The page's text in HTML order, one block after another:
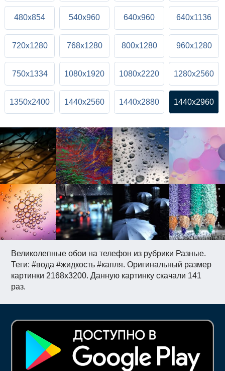
Великолепные обои на телефон из рубрики Разные.
Теги: #вода #жидкость #капля. Оригинальный размер
картинки 2168x3200. Данную картинку скачали 141
раз.
480x854 540x960 640x960 640x1136
720x1280 768x1280 800x1280 960x1280
750x1334 1080x1920 1080x2220 1280x2560
1350x2400 1440x2560 1440x2880 1440x2960